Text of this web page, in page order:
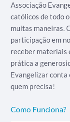
Associação
católicos de todo
muitas maneiras.
participação em
receber materiais
prática a
Evangelizar conta
quem precisa!
Como Funciona?